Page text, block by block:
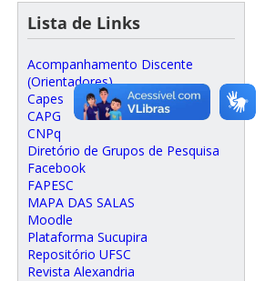
Lista de Links
Acompanhamento Discente
(Orientadores)
Capes
CAPG
CNPq
Diretório de Grupos de Pesquisa
Facebook
FAPESC
MAPA DAS SALAS
Moodle
Plataforma Sucupira
Repositório UFSC
Revista Alexandria